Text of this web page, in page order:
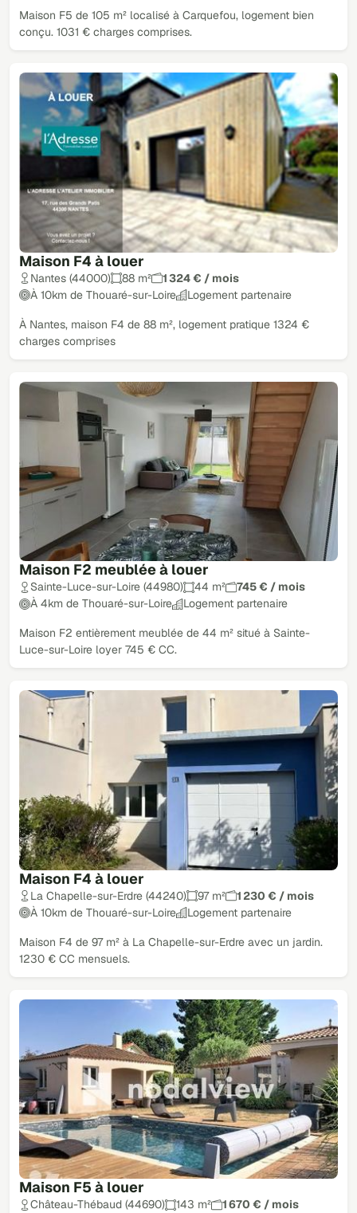
Maison F5 de 105 m² localisé à Carquefou, logement bien
conçu. 1031 € charges comprises.
Maison F4 à louer
Nantes (44000) 88 m²
1 324 € / mois
À 10km de Thouaré-sur-Loire
Logement partenaire
À Nantes, maison F4 de 88 m², logement pratique 1324 €
charges comprises
Maison F2 meublée à louer
Sainte-Luce-sur-Loire (44980) 44 m²
745 € / mois
À 4km de Thouaré-sur-Loire
Logement partenaire
Maison F2 entièrement meublée de 44 m² situé à Sainte-
Luce-sur-Loire loyer 745 € CC.
Maison F4 à louer
La Chapelle-sur-Erdre (44240) 97 m²
1 230 € / mois
À 10km de Thouaré-sur-Loire
Logement partenaire
Maison F4 de 97 m² à La Chapelle-sur-Erdre avec un jardin.
1230 € CC mensuels.
Maison F5 à louer
Château-Thébaud (44690) 143 m²
1 670 € / mois